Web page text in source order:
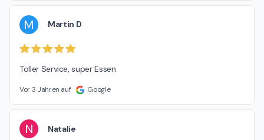
M Martin D
Toller Service, super Essen
Vor 3 Jahren auf Google
N Natalie